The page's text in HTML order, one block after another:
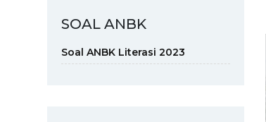
SOAL ANBK
Soal ANBK Literasi 2023